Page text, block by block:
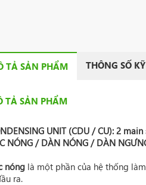
TẢ SẢN PHẨM THÔNG SỐ
TẢ SẢN PHẨM
UNIT(CDU / CU): 2
NÓNG / DÀN NÓNG / DÀN
nóng là một phần của hệ thống
ra.